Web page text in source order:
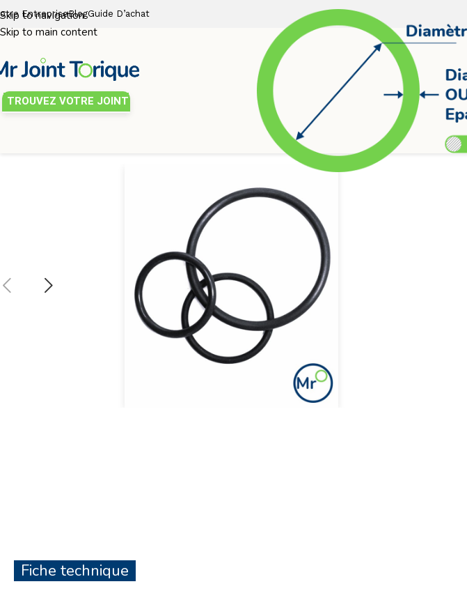
Skip to navigation
Skip to main content
EntrepriseBlogGuide D’achat
TROUVEZ VOTRE JOINT
JOINT TORIQUE 30×2 NBR70
Fiche technique